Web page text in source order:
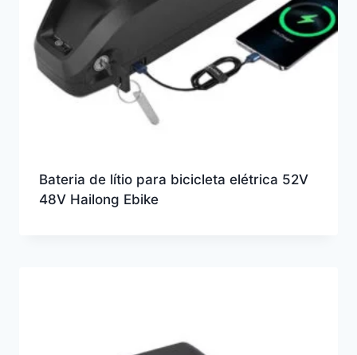
Bateria de lítio para bicicleta elétrica 52V
48V Hailong Ebike